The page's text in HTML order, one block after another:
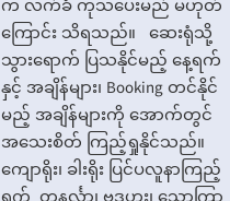
က လက်ခံ ကုသပေးမည် မဟုတ်
ကြောင်း သိရသည်။ ဆေးရုံသို့
သွားရောက် ပြသနိုင်မည့် နေ့ရက်
နှင့် အချိန်များ၊ Booking တင်နိုင်
မည့် အချိန်များကို အောက်တွင်
အသေးစိတ် ကြည့်ရှုနိုင်သည်။
ကျောရိုး၊ ခါးရိုး ပြင်ပလူနာကြည့်